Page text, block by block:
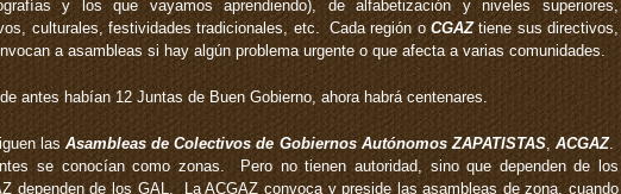
y los que vayamos aprendiendo), de alfabetización y niveles superiores,
culturales, festividades tradicionales, etc. Cada región oCGAZtiene sus directivos,
a asambleas si hay algún problema urgente o que afecta a varias comunidades.
antes habían 12 Juntas de Buen Gobierno, ahora habrá centenares.
las Asambleas de Colectivos de Gobiernos Autónomos ZAPATISTAS,ACGAZ.
se conocían como zonas. Pero no tienen autoridad, sino que dependen de los
dependen de los GAL. La ACGAZ convoca y preside las asambleas de zona, cuando